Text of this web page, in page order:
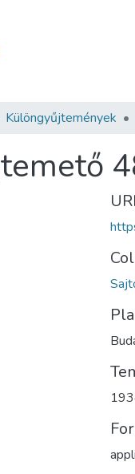
Különgyűjtemények
URI